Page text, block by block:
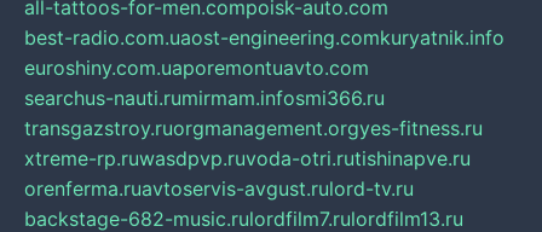
all-tattoos-for-men.compoisk-auto.com
best-radio.com.uaost-engineering.comkuryatnik.info
euroshiny.com.uaporemontuavto.com
searchus-nauti.rumirmam.infosmi366.ru
transgazstroy.ruorgmanagement.orgyes-fitness.ru
xtreme-rp.ruwasdpvp.ruvoda-otri.rutishinapve.ru
orenferma.ruavtoservis-avgust.rulord-tv.ru
backstage-682-music.rulordfilm7.rulordfilm13.ru